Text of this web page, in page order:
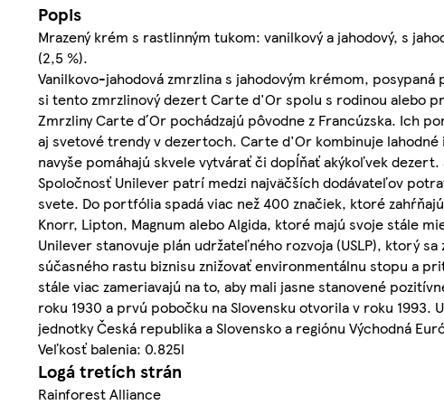
Popis
Mrazený krém s rastlinným tukom: vanilkový a jahodový, s
(2,5 %).
Vanilkovo-jahodová zmrzlina s jahodovým krémom,
si tento zmrzlinový dezert Carte d'Or spolu s rodinou alebo
Zmrzliny Carte d´Or pochádzajú pôvodne z Francúzska. Ich
aj svetové trendy v dezertoch. Carte d'Or kombinuje
navyše pomáhajú skvele vytvárať či dopĺňať akýkoľvek
Spoločnosť Unilever patrí medzi najväčších dodávateľov
svete. Do portfólia spadá viac než 400 značiek, ktoré
Knorr, Lipton, Magnum alebo Algida, ktoré majú svoje stále
Unilever stanovuje plán udržateľného rozvoja (USLP), ktorý
súčasného rastu biznisu znižovať environmentálnu stopu a
stále viac zameriavajú na to, aby mali jasne stanovené
roku 1930 a prvú pobočku na Slovensku otvorila v roku
jednotky Česká republika a Slovensko a regiónu Východná
Veľkosť balenia: 0.825l
Logá tretích strán
Rainforest Alliance